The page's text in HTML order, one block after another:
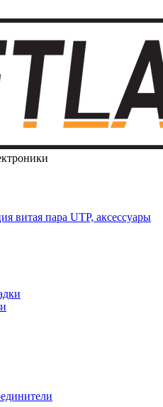
витая пара UTP, аксессуары